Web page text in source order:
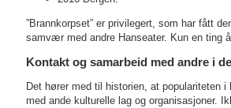
”Brannkorpset” er privilegert, som har fått
samvær med andre Hanseater. Kun en ting
Kontakt og samarbeid med andre i
Det hører med til historien, at populariteten
med ande kulturelle lag og organisasjoner.